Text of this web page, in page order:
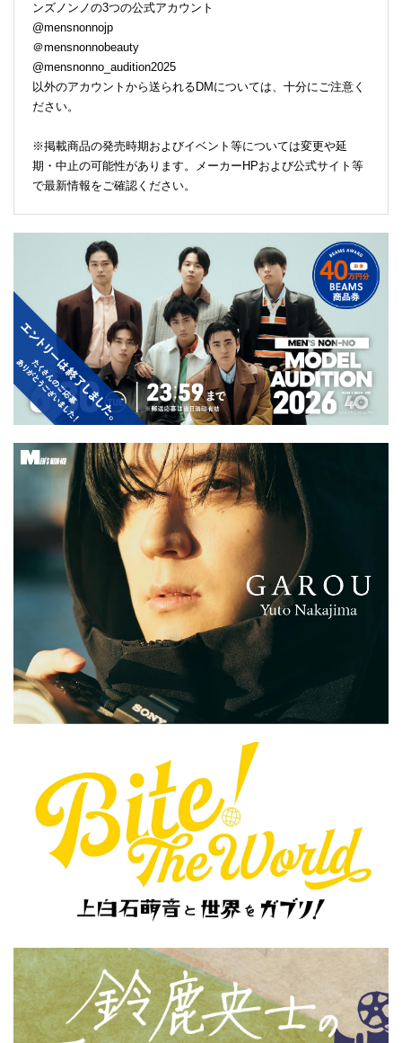
ンズノンノの3つの公式アカウント
@mensnonnojp
＠mensnonnobeauty
@mensnonno_audition2025
以外のアカウントから送られるDMについては、十分にご注意く
ださい。
※掲載商品の発売時期およびイベント等については変更や延
期・中止の可能性があります。メーカーHPおよび公式サイト等
で最新情報をご確認ください。